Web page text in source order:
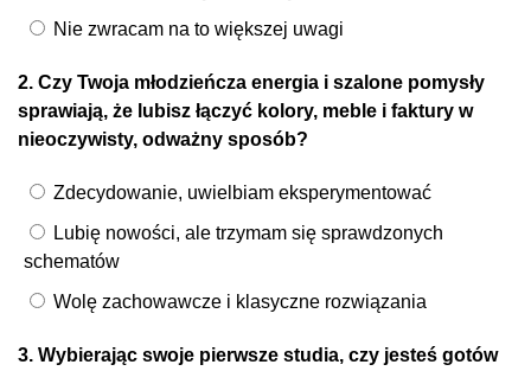
Nie zwracam na to większej uwagi
2. Czy Twoja młodzieńcza energia i szalone pomysły
sprawiają, że lubisz łączyć kolory, meble i faktury w
nieoczywisty, odważny sposób?
Zdecydowanie, uwielbiam eksperymentować
Lubię nowości, ale trzymam się sprawdzonych
schematów
Wolę zachowawcze i klasyczne rozwiązania
3. Wybierając swoje pierwsze studia, czy jesteś gotów